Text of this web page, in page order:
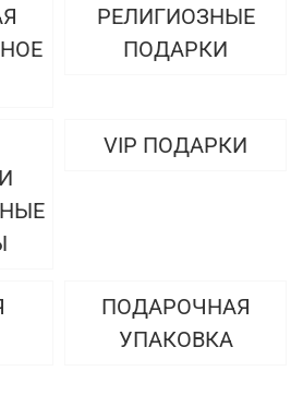
РЕЛИГИОЗНЫЕ
ПОДАРКИ
VIP ПОДАРКИ
ПОДАРОЧНАЯ
УПАКОВКА